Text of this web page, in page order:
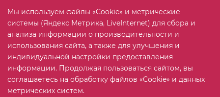
2005-2026 © mebelier51.ru - модный интернет-магазин не
дорогой корпусной мебели. Все права защищены.
Мы используем файлы «Cookie» и метрические
системы (Яндекс Метрика, LiveInternet) для сбора и
анализа информации о производительности и
использования сайта, а также для улучшения и
индивидуальной настройки предоставления
информации. Продолжая пользоваться сайтом, вы
соглашаетесь на обработку файлов «Cookie» и данных
метрических систем.